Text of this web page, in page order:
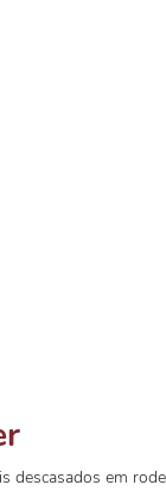
descasados em